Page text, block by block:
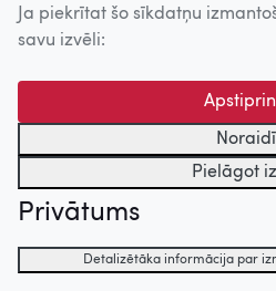
Baltā pirts (2000)
© 2026 Nacionālais Kino centrs,
centrs. Sadarbības partneris:
kinofotofonodokumentu arhīvs.
Ja piekrītat šo sīkdatņu
savu izvēli:
Pielāgot
Privātums
Detalizētāka informācija par